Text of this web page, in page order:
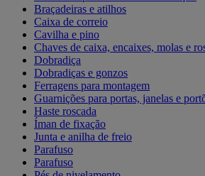
Braçadeiras e atilhos
Caixa de correio
Cavilha e pino
Chaves de caixa, encaixes, molas e
Dobradiça
Dobradiças e gonzos
Ferragens para montagem
Guarnições para portas, janelas e
Haste roscada
Íman de fixação
Junta e anilha de freio
Parafuso
Parafuso